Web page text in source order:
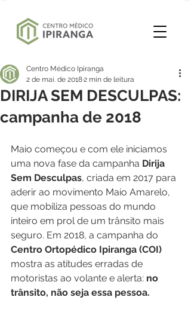
DIRIJA SEM DESCULPAS:
campanha de 2018
Centro Médico Ipiranga
2 de mai. de 20182 min de leitura
Maio começou e com ele iniciamos
uma nova fase da campanha Dirija
Sem Desculpas, criada em 2017 para
aderir ao movimento Maio Amarelo,
que mobiliza pessoas do mundo
inteiro em prol de um trânsito mais
seguro. Em 2018, a campanha do
Centro Ortopédico Ipiranga (COI)
mostra as atitudes erradas de
motoristas ao volante e alerta: no
trânsito, não seja essa pessoa.